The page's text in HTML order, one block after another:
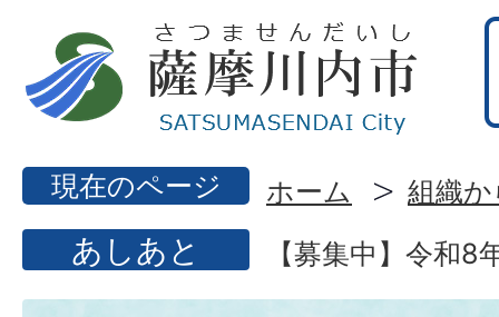
現在のページ ホーム 組織
あしあと 【募集中】令和